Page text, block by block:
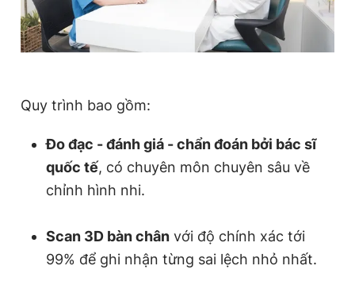
Quy trình bao gồm:
Đo đạc - đánh giá - chẩn đoán bởi bác sĩ
quốc tế, có chuyên môn chuyên sâu về
chỉnh hình nhi.
Scan 3D bàn chân với độ chính xác tới
99% để ghi nhận từng sai lệch nhỏ nhất.